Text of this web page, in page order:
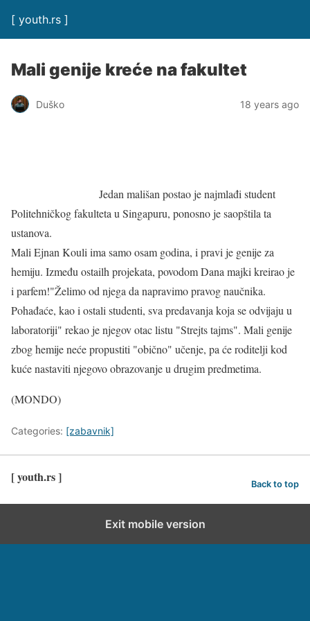
[ youth.rs ]
Mali genije kreće na fakultet
Duško 18 years ago
Jedan mališan postao je najmlađi student
Politehničkog fakulteta u Singapuru, ponosno je saopštila ta
ustanova.
Mali Ejnan Kouli ima samo osam godina, i pravi je genije za
hemiju. Između ostailh projekata, povodom Dana majki kreirao je
i parfem!"Želimo od njega da napravimo pravog naučnika.
Pohađaće, kao i ostali studenti, sva predavanja koja se odvijaju u
laboratoriji" rekao je njegov otac listu "Strejts tajms". Mali genije
zbog hemije neće propustiti "obično" učenje, pa će roditelji kod
kuće nastaviti njegovo obrazovanje u drugim predmetima.
(MONDO)
Categories: [zabavnik]
[ youth.rs ] Back to top
Exit mobile version